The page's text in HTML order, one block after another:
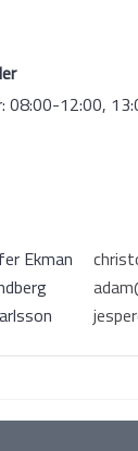
08:00-12:00,
Ekman